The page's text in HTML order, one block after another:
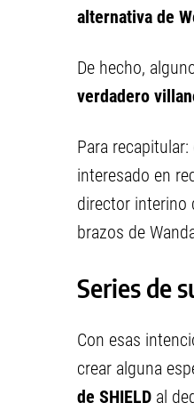
alternativa de
De hecho,
verdadero
Para
interesado en
director interino
brazos de
Series de
Con esas
crear alguna
de SHIELD al